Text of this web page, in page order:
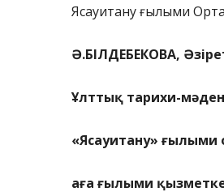
Ясауитану ғылыми
Ә.БІЛДЕБЕКОВА,
Ұлттық тарихи-
«Ясауитану»
аға ғылыми